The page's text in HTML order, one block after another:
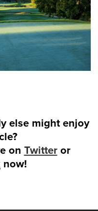
else might enjoy
on Twitteror
now!